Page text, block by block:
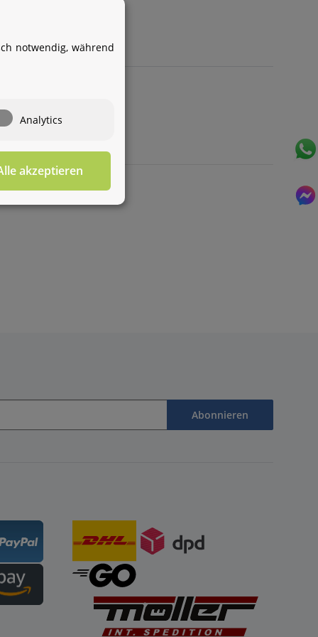
Abonnieren
Ihnen behilflich sein?
notwendig, während
Analytics
akzeptieren